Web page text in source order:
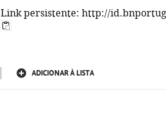
Link persistente: http://
ADICIONAR À LISTA